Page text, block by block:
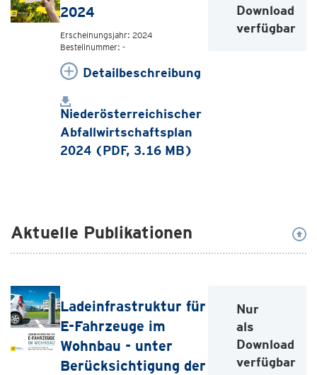
2024
Erscheinungsjahr: 2024
Bestellnummer: -
Detailbeschreibung
Niederösterreichischer
Abfallwirtschaftsplan
2024 (PDF, 3.16 MB)
Download
verfügbar
Aktuelle Publikationen
Ladeinfrastruktur für
E-Fahrzeuge im
Wohnbau - unter
Berücksichtigung der
Nur
als
Download
verfügbar